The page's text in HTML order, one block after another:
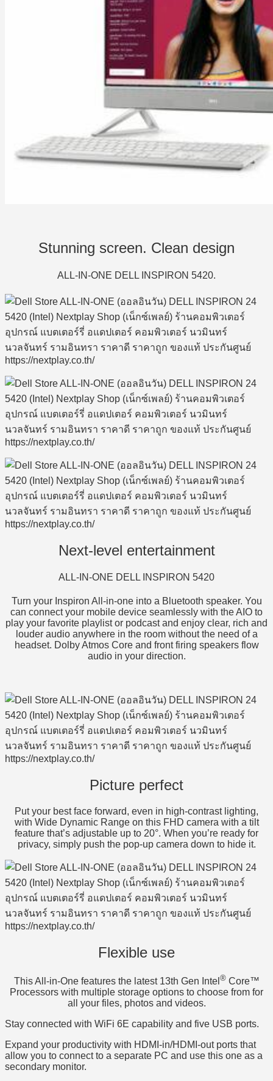
Stunning screen. Clean design
ALL-IN-ONE DELL INSPIRON 5420.
Next-level entertainment
ALL-IN-ONE DELL INSPIRON 5420
Turn your Inspiron All-in-one into a Bluetooth speaker. You
can connect your mobile device seamlessly with the AIO to
play your favorite playlist or podcast and enjoy clear, rich and
louder audio anywhere in the room without the need of a
headset. Dolby Atmos Core and front firing speakers flow
audio in your direction.
Picture perfect
Put your best face forward, even in high-contrast lighting,
with Wide Dynamic Range on this FHD camera with a tilt
feature that’s adjustable up to 20°. When you’re ready for
privacy, simply push the pop-up camera down to hide it.
Flexible use
This All-in-One features the latest 13th Gen Intel ®Core™
Processors with multiple storage options to choose from for
all your files, photos and videos.
Stay connected with WiFi 6E capability and five USB ports.
Expand your productivity with HDMI-in/HDMI-out ports that
allow you to connect to a separate PC and use this one as a
secondary monitor.